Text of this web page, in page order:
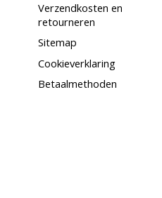
Verzendkosten en
retourneren
Sitemap
Cookieverklaring
Betaalmethoden